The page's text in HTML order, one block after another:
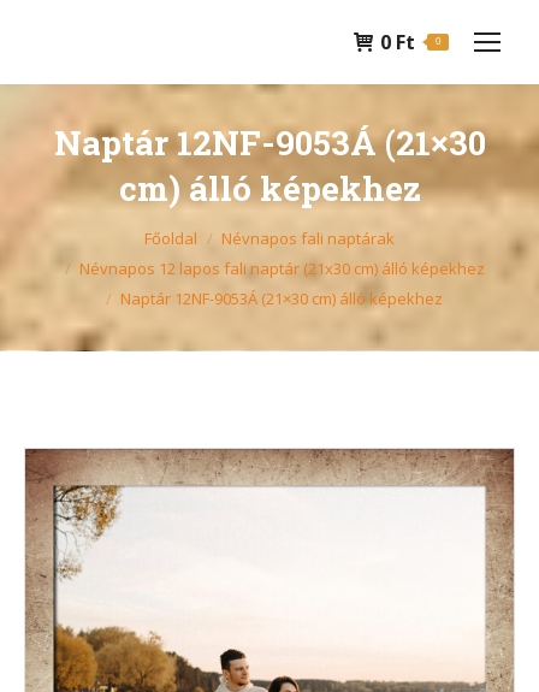
0 Ft 0
Naptár 12NF-9053Á (21×30
cm) álló képekhez
Főoldal
Névnapos fali naptárak
Névnapos 12 lapos fali naptár (21x30 cm) álló képekhez
Naptár 12NF-9053Á (21×30 cm) álló képekhez